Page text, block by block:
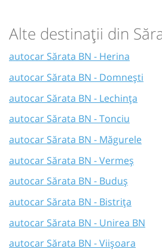
Alte destinații din
autocar Sărata BN - Herina
autocar Sărata BN - Domnești
autocar Sărata BN - Lechința
autocar Sărata BN - Tonciu
autocar Sărata BN - Măgurele
autocar Sărata BN - Vermeș
autocar Sărata BN - Buduș
autocar Sărata BN - Bistrița
autocar Sărata BN - Unirea BN
autocar Sărata BN - Viișoara